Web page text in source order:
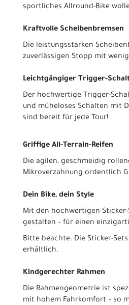
sportliches Allround-Bike
Kraftvolle Scheibenbremsen
Die leistungsstarken
zuverlässigen Stopp mit
Leichtgängiger Trigger-
Der hochwertige Trigger-
und müheloses Schalten mit
sind bereit für jede Tour!
Griffige All-Terrain-Reifen
Die agilen, geschmeidig
Mikroverzahnung ordentlich
Dein Bike, dein Style
Mit den hochwertigen Sticker-
gestalten – für einen
Bitte beachte: Die Sticker-
erhältlich.
Kindgerechter Rahmen
Die Rahmengeometrie ist
mit hohem Fahrkomfort – so